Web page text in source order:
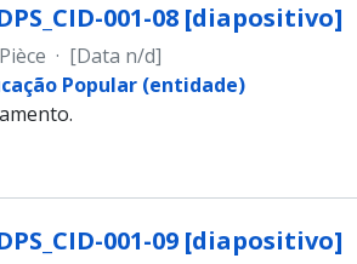
001-08 [diapositivo]
Pièce · [Data n/d]
Popular (entidade)
001-09 [diapositivo]